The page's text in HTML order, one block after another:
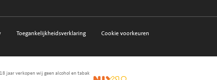
Toegankelijkheidsverklaring Cookie voorkeuren
jaar verkopen wij geen alcohol en tabak NIX18